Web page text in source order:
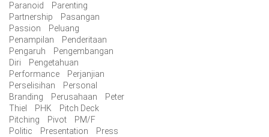
Paranoid
Parenting
Partnership
Pasangan
Passion
Peluang
Penampilan
Penderitaan
Pengaruh
Pengembangan
Diri
Pengetahuan
Performance
Perjanjian
Perselisihan
Personal
Branding
Perusahaan
Peter
Thiel
PHK
Pitch Deck
Pitching
Pivot
PM/F
Politic
Presentation
Press